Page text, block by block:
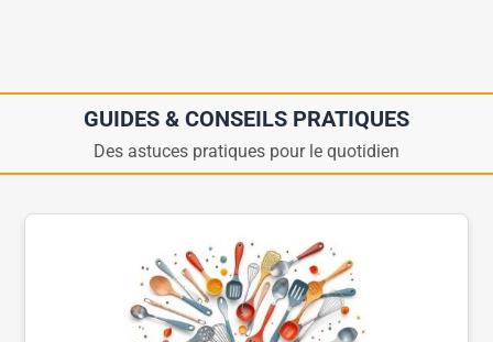
GUIDES & CONSEILS PRATIQUES
Des astuces pratiques pour le quotidien